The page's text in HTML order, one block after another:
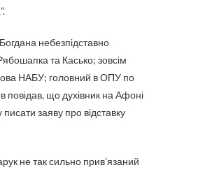
небезпідставно
та Касько; зовсім
НАБУ; головний в ОПУ по
повідав, що духівник на Афоні
заяву про відставку
не так сильно прив’язаний